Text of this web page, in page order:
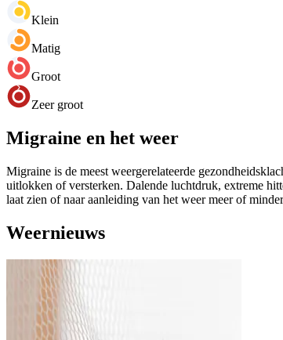
Klein
Matig
Groot
Zeer groot
Migraine en het weer
Migraine is de meest weergerelateerde
uitlokken of versterken. Dalende luchtdruk, extreme
laat zien of naar aanleiding van het weer meer of
Weernieuws